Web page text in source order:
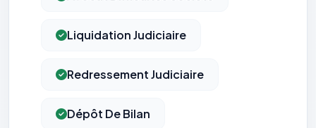
Liquidation Judiciaire
Redressement Judiciaire
Dépôt De Bilan